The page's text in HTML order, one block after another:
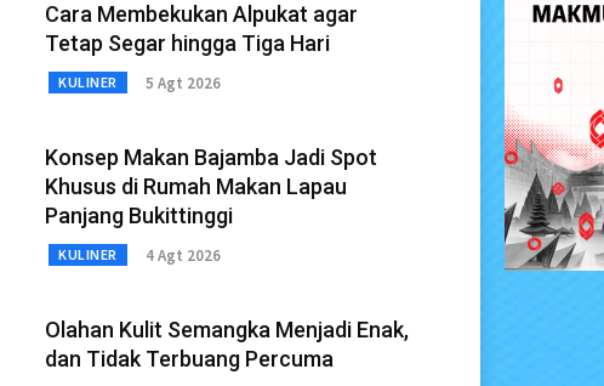
Cara Membekukan Alpukat agar
Tetap Segar hingga Tiga Hari
KULINER 5 Agt 2026
Konsep Makan Bajamba Jadi Spot
Khusus di Rumah Makan Lapau
Panjang Bukittinggi
KULINER 4 Agt 2026
Olahan Kulit Semangka Menjadi Enak,
dan Tidak Terbuang Percuma